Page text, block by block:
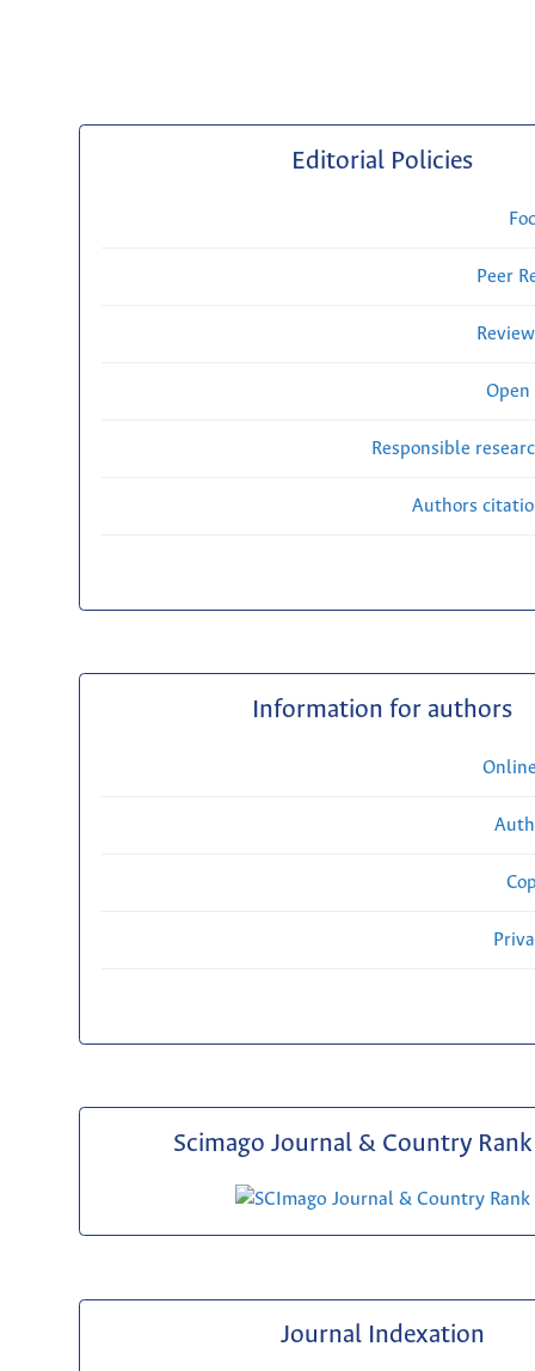
Editorial Policies
Peer
Open
Responsible
Authors
Information for authors
Scimago Journal & Country Rank
Journal Indexation